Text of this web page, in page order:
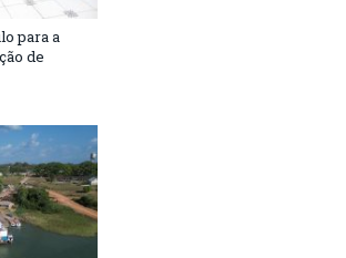
para a
de